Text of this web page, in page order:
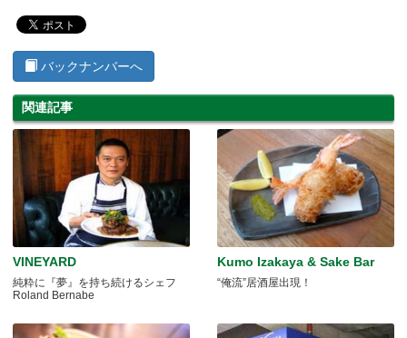
バックナンバーへ
関連記事
VINEYARD
純粋に『夢』を持ち続けるシェフ
Roland Bernabe
Kumo Izakaya & Sake Bar
“俺流”居酒屋出現！